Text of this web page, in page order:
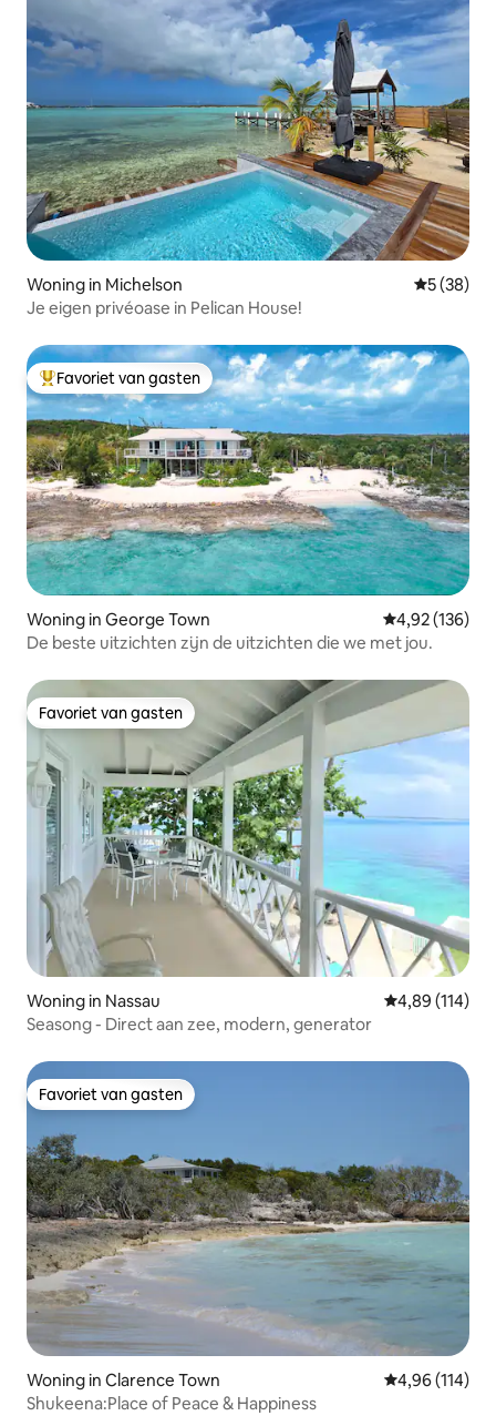
Woning in Michelson
5 (38)
Je eigen privéoase in Pelican House!
Topfavoriet van gasten
Favoriet van gasten
Woning in George Town Gemiddelde
4,92 (136)
De beste uitzichten zijn de uitzichten die we met jou.
Favoriet van gasten
Favoriet van gasten
Woning in Nassau Gemiddelde
4,89 (114)
Seasong - Direct aan zee, modern, generator
Favoriet van gasten
Favoriet van gasten
Woning in Clarence Town Gemiddelde
4,96 (114)
Shukeena:Place of Peace & Happiness